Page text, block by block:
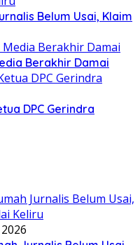
Belum Usai, Klaim
Berakhir Damai
DPC Gerindra